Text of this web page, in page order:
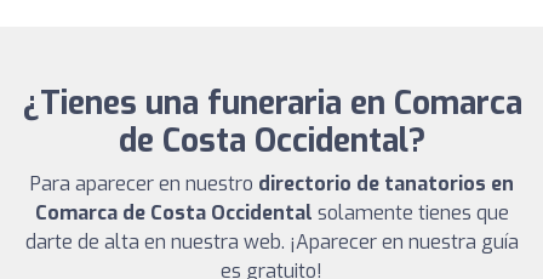
¿Tienes una funeraria en Comarca
de Costa Occidental?
Para aparecer en nuestro directorio de tanatorios en
Comarca de Costa Occidental solamente tienes que
darte de alta en nuestra web. ¡Aparecer en nuestra guía
es gratuito!